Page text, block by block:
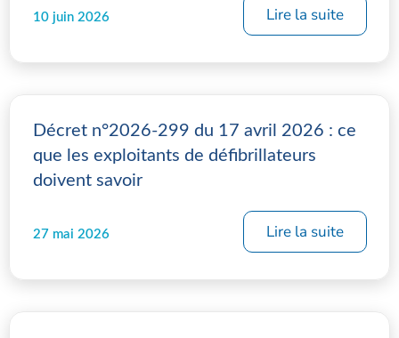
10 juin 2026 Lire la suite
Décret n°2026-299 du 17 avril 2026 : ce
que les exploitants de défibrillateurs
doivent savoir
27 mai 2026 Lire la suite